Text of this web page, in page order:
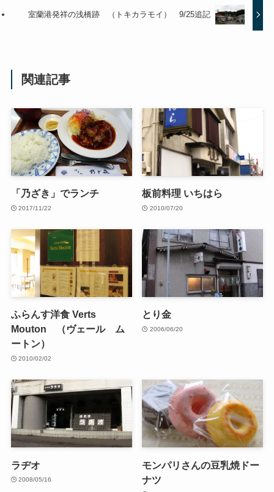
室蘭港発祥の浅橋跡 （トキカラモイ） 9/25追記
関連記事
「乃ざき」でランチ
2017/11/22
板前料理 いちはら
2010/07/20
ふらんす洋食 Verts
Mouton （ヴェール ム
ートン）
2010/02/02
とり金
2006/06/20
ラヂオ
2008/05/16
モンパリさんの豆乳焼ドー
ナツ